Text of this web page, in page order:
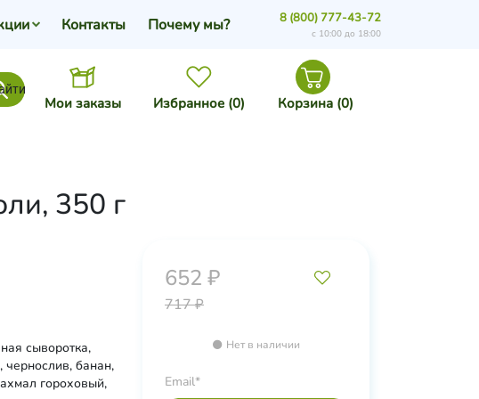
Мои заказы Избранное (0) Корзина (0)
Контакты Почему мы? 8 (800) 777-43-72
с 10:00 до 18:00
350 г
сыворотка,
чернослив, банан,
гороховый,
652 ₽
717 ₽
Нет в наличии
Email*